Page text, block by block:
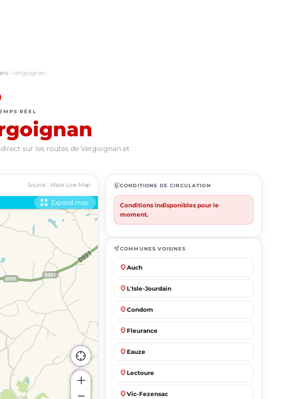
› Vergoignan
RÉEL
sur les routes de Vergoignan et
Source : Waze Live Map routineCONDITIONS DE CIRCULATION
Conditions indisponibles pour le
moment.
near_meCOMMUNES VOISINES
place Auch
place L'Isle-Jourdain
place Condom
place Fleurance
place Eauze
place Lectoure
place Vic-Fezensac